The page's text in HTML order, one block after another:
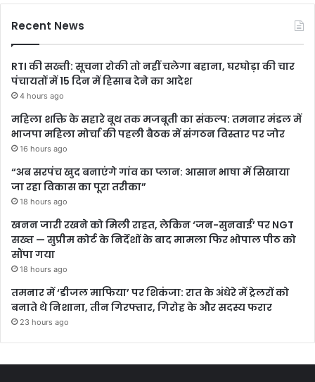
Recent News
RTI की सख्ती: सूचना रोकी तो नहीं चलेगा बहाना, घरघोड़ा की चार
पंचायतों में 15 दिन में हिसाब देने का आदेश
4 hours ago
महिला शक्ति के सहारे बूथ तक मजबूती का संकल्प: तमनार मंडल में
भाजपा महिला मोर्चा की पहली बैठक में संगठन विस्तार पर जोर
16 hours ago
“अब सरपंच खुद बनाएंगे गांव का प्लान: आसान भाषा में सिखाया
जा रहा विकास का पूरा तरीका”
18 hours ago
खनन जारी रखने को मिली राहत, लेकिन ‘जन-सुनवाई’ पर NGT
सख्त — सुप्रीम कोर्ट के निर्देशों के बाद मामला फिर भोपाल पीठ को
सौंपा गया
18 hours ago
तमनार में ‘डीजल माफिया’ पर शिकंजा: रात के अंधेरे में ट्रेलरों को
बनाते थे निशाना, तीन गिरफ्तार, गिरोह के और सदस्य फरार
23 hours ago